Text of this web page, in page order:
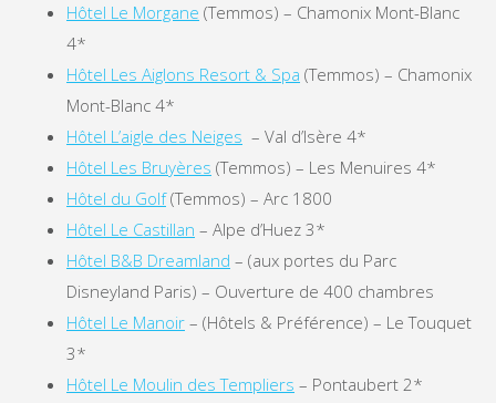
Hôtel Le Morgane (Temmos) – Chamonix Mont-Blanc
4*
Hôtel Les Aiglons Resort & Spa (Temmos) – Chamonix
Mont-Blanc 4*
Hôtel L’aigle des Neiges – Val d’Isère 4*
Hôtel Les Bruyères (Temmos) – Les Menuires 4*
Hôtel du Golf(Temmos) – Arc 1800
Hôtel Le Castillan – Alpe d’Huez 3*
Hôtel B&B Dreamland – (aux portes du Parc
Disneyland Paris) – Ouverture de 400 chambres
Hôtel Le Manoir – (Hôtels & Préférence) – Le Touquet
3*
Hôtel Le Moulin des Templiers – Pontaubert 2*